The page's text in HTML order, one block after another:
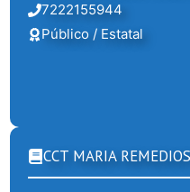
7222155944
Público / Estatal
CCT MARIA